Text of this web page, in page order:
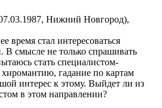
Нижний Новгород),
время стал интересоваться
В смысле не только спрашивать
стать специалистом-
гадание по картам
интерес к этому. Выйдет ли из
в этом направлении?